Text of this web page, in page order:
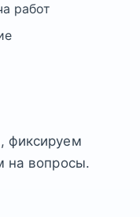
работ
фиксируем
на вопросы.